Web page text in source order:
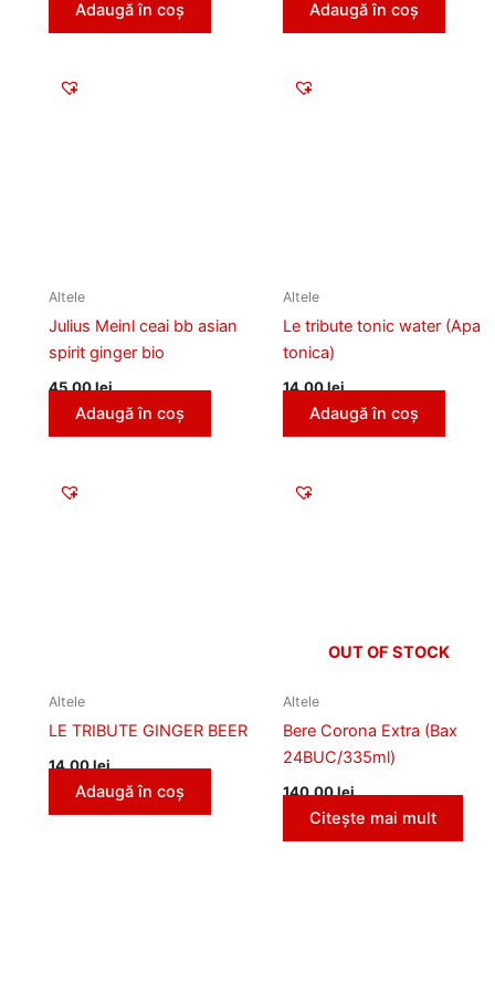
Adaugă în coș Adaugă în coș
Altele
Julius Meinl ceai bb asian
spirit ginger bio
45,00lei
Adaugă în coș
Altele
Le tribute tonic water (Apa
tonica)
14,00lei
Adaugă în coș
Altele
LE TRIBUTE GINGER BEER
14,00lei
Adaugă în coș
OUT OF STOCK
Altele
Bere Corona Extra (Bax
24BUC/335ml)
140,00lei
Citește mai mult